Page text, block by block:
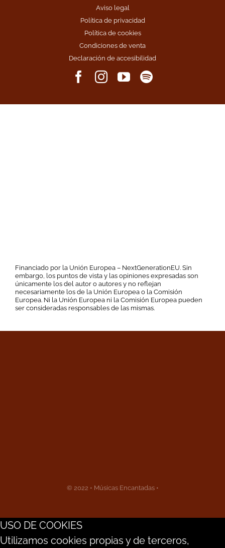
Aviso legal
Política de privacidad
Política de cookies
Condiciones de venta
Declaración de accesibilidad
Financiado por la Unión Europea – NextGenerationEU. Sin
embargo, los puntos de vista y las opiniones expresadas son
únicamente los del autor o autores y no reflejan
necesariamente los de la Unión Europea o la Comisión
Europea. Ni la Unión Europea ni la Comisión Europea pueden
ser consideradas responsables de las mismas.
© 2022 • Músicas Encantadas •
USO DE COOKIES
Utilizamos cookies propias y de terceros,